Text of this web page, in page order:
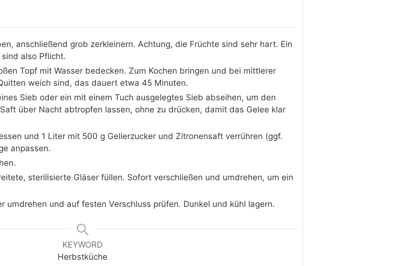
anschließend grob zerkleinern. Achtung, die Früchte sind sehr hart. Ein
also Pflicht.
Topf mit Wasser bedecken. Zum Kochen bringen und bei mittlerer
weich sind, das dauert etwa 45 Minuten.
Sieb oder ein mit einem Tuch ausgelegtes Sieb abseihen, um den
über Nacht abtropfen lassen, ohne zu drücken, damit das Gelee klar
und 1 Liter mit 500 g Gelierzucker und Zitronensaft verrühren (ggf.
anpassen.
sterilisierte Gläser füllen. Sofort verschließen und umdrehen, um ein
umdrehen und auf festen Verschluss prüfen. Dunkel und kühl lagern.
KEYWORD
Herbstküche